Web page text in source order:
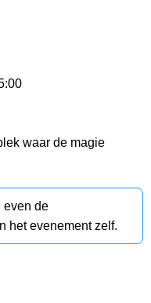
waar de magie
even de
het evenement zelf.